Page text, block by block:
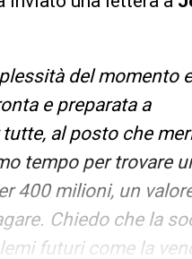
del momento
e preparata a
al posto che
tempo per trovare
400 milioni, un
Chiedo che la
futuri come la